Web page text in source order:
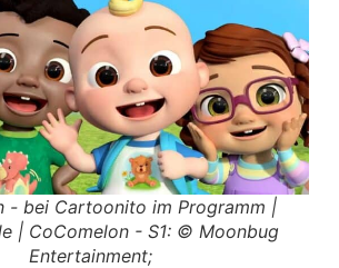
- bei Cartoonito im Programm |
| CoComelon - S1: © Moonbug
Entertainment;